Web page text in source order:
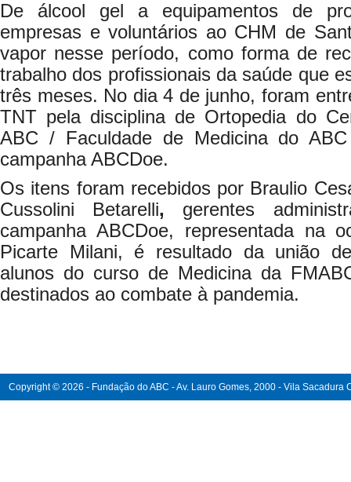
De álcool gel a equipamentos de
empresas e voluntários ao CHM de
vapor nesse período, como forma de
trabalho dos profissionais da saúde que
três meses. No dia 4 de junho, foram
TNT pela disciplina de Ortopedia do
ABC / Faculdade de Medicina do
campanha ABCDoe.
Os itens foram recebidos por Braulio
Cussolini Betarelli, gerentes
campanha ABCDoe, representada na
Picarte Milani, é resultado da união
alunos do curso de Medicina da
destinados ao combate à pandemia.
Copyright © 2026 - Fundação do ABC - Av. Lauro Gomes, 2000 - Vila